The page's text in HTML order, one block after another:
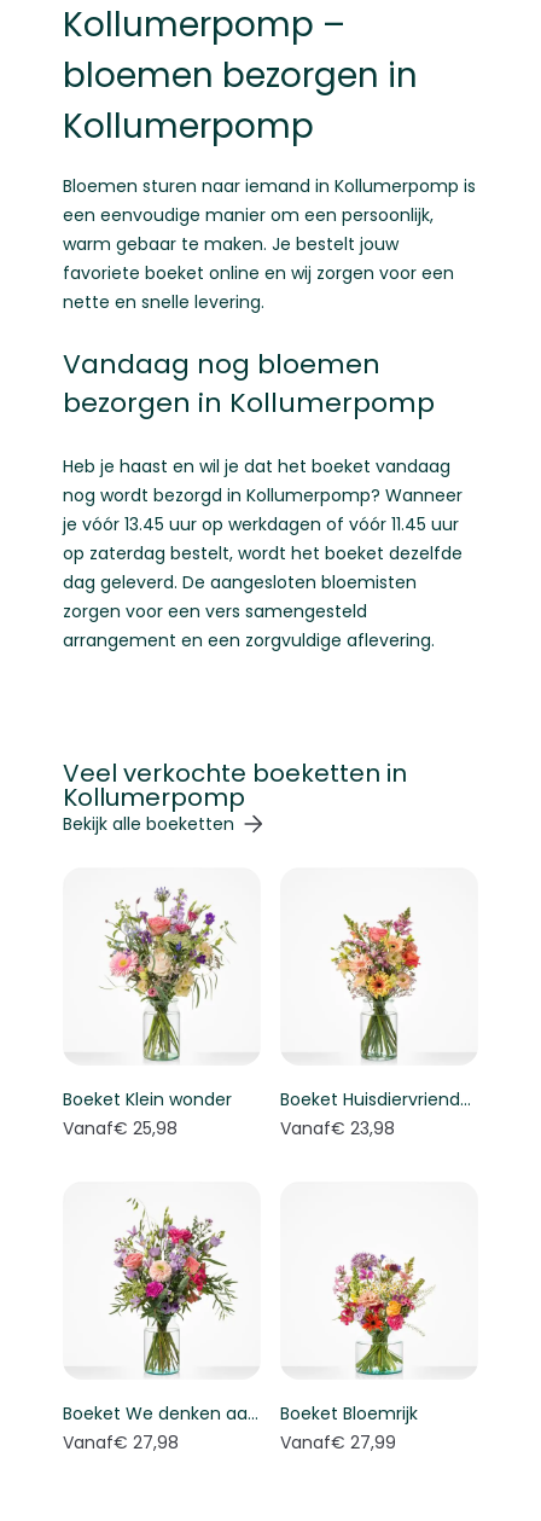
Kollumerpomp –
bloemen bezorgen in
Kollumerpomp
Bloemen sturen naar iemand in Kollumerpomp is
een eenvoudige manier om een persoonlijk,
warm gebaar te maken. Je bestelt jouw
favoriete boeket online en wij zorgen voor een
nette en snelle levering.
Vandaag nog bloemen
bezorgen in Kollumerpomp
Heb je haast en wil je dat het boeket vandaag
nog wordt bezorgd in Kollumerpomp? Wanneer
je vóór 13.45 uur op werkdagen of vóór 11.45 uur
op zaterdag bestelt, wordt het boeket dezelfde
dag geleverd. De aangesloten bloemisten
zorgen voor een vers samengesteld
arrangement en een zorgvuldige aflevering.
Veel verkochte boeketten in
Kollumerpomp
Navigeren door de elementen van de carrousel is
Druk om carrousel over te slaan
Bekijk alle boeketten
Boeket Klein wonder
Vanaf€ 25,98
Boeket Huisdiervriendelijk boeket
Vanaf€ 23,98
Boeket We denken aan je
Vanaf€ 27,98
Boeket Bloemrijk
Vanaf€ 27,99